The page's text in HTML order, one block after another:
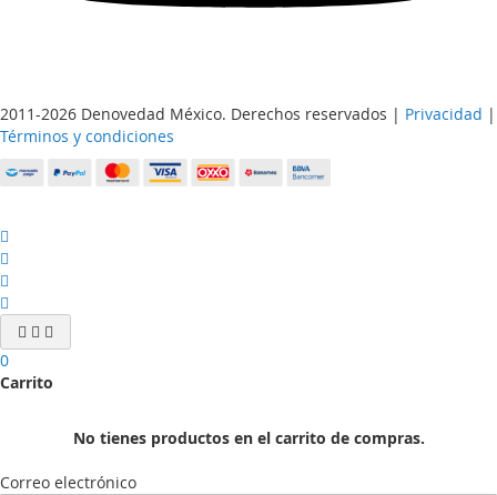
2011-2026 Denovedad México. Derechos reservados | Privacidad |
Términos y condiciones
0
Carrito
No tienes productos en el carrito de compras.
Correo electrónico